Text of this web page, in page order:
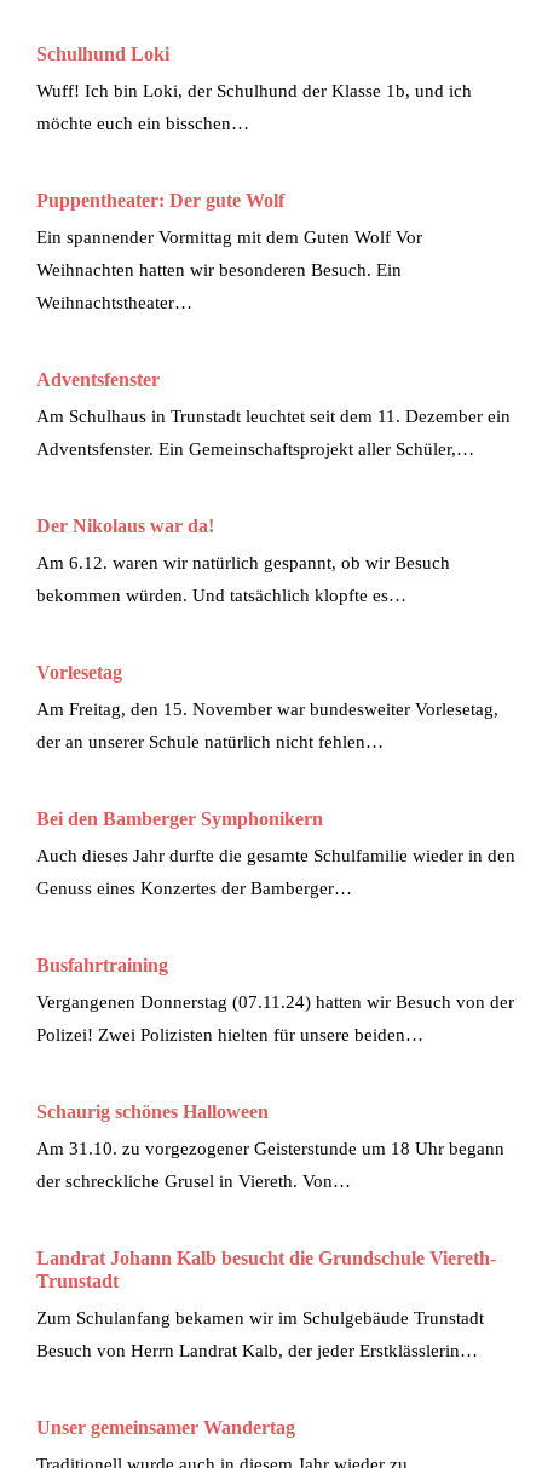
Schulhund Loki
Wuff! Ich bin Loki, der Schulhund der Klasse 1b, und ich
möchte euch ein bisschen…
Puppentheater: Der gute Wolf
Ein spannender Vormittag mit dem Guten Wolf Vor
Weihnachten hatten wir besonderen Besuch. Ein
Weihnachtstheater…
Adventsfenster
Am Schulhaus in Trunstadt leuchtet seit dem 11. Dezember ein
Adventsfenster. Ein Gemeinschaftsprojekt aller Schüler,…
Der Nikolaus war da!
Am 6.12. waren wir natürlich gespannt, ob wir Besuch
bekommen würden. Und tatsächlich klopfte es…
Vorlesetag
Am Freitag, den 15. November war bundesweiter Vorlesetag,
der an unserer Schule natürlich nicht fehlen…
Bei den Bamberger Symphonikern
Auch dieses Jahr durfte die gesamte Schulfamilie wieder in den
Genuss eines Konzertes der Bamberger…
Busfahrtraining
Vergangenen Donnerstag (07.11.24) hatten wir Besuch von der
Polizei! Zwei Polizisten hielten für unsere beiden…
Schaurig schönes Halloween
Am 31.10. zu vorgezogener Geisterstunde um 18 Uhr begann
der schreckliche Grusel in Viereth. Von…
Landrat Johann Kalb besucht die Grundschule Viereth-
Trunstadt
Zum Schulanfang bekamen wir im Schulgebäude Trunstadt
Besuch von Herrn Landrat Kalb, der jeder Erstklässlerin…
Unser gemeinsamer Wandertag